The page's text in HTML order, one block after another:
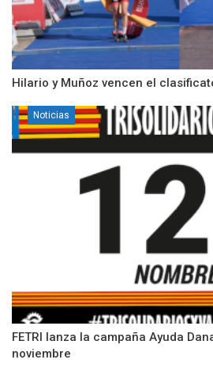
Hilario y Muñoz vencen el
Noticias
FETRI lanza la campaña Ayuda
noviembre